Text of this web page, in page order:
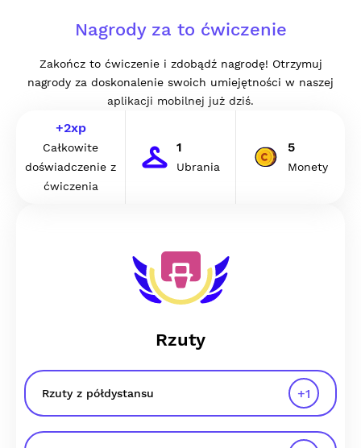
Nagrody za to ćwiczenie
Zakończ to ćwiczenie i zdobądź nagrodę! Otrzymuj
nagrody za doskonalenie swoich umiejętności w naszej
aplikacji mobilnej już dziś.
+2xp
Całkowite
doświadczenie z
ćwiczenia
1
Ubrania
5
Monety
Rzuty
Rzuty z półdystansu +1